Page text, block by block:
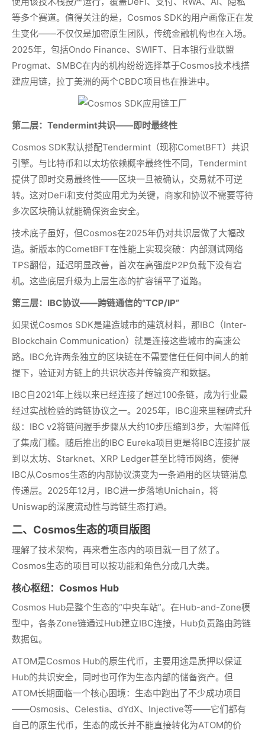
等多个赛道。值得关注的是，Cosmos SDK的用户画像正在发
生变化——不仅仅是加密原生团队，传统金融机构也在入场。
2025年，包括Ondo Finance、SWIFT、日本银行业联盟
Progmat、SMBC在内的机构纷纷选择基于Cosmos技术栈搭
建应用链，拉丁美洲的两个CBDC项目也在推进中。
第二层：Tendermint共识——即时最终性
Cosmos SDK默认搭配Tendermint（现称CometBFT）共识
引擎。与比特币和以太坊依赖概率最终性不同，Tendermint
提供了即时交易最终性——区块一旦被确认，交易就不可逆
转。这对DeFi和支付类应用尤为关键，商家和协议不需要等待
多次区块确认就能确保资金安全。
技术底子虽好，但Cosmos在2025年仍对共识层做了大幅改
造。新版本的CometBFT在性能上实现突破：内部测试网络
TPS翻倍，延迟明显改善，首次在高强度P2P负载下没有宕
机。这些底层升级为上层生态的扩容铺平了道路。
第三层：IBC协议——跨链通信的“TCP/IP”
如果说Cosmos SDK是建造城市的建筑材料，那IBC（Inter-
Blockchain Communication）就是连接这些城市的高速公
路。IBC允许两条独立的区块链在不需要信任任何中间人的前
提下，验证对方链上的共识状态并传输资产和数据。
IBC自2021年上线以来已经连接了超过100条链，成为行业最
经过实战检验的跨链协议之一。2025年，IBC迎来里程碑式升
级：IBC v2将链间握手步骤从大约10步压缩到3步，大幅降低
了集成门槛。随后推出的IBC Eureka项目更是将IBC连接扩展
到以太坊、Starknet、XRP Ledger甚至比特币网络，使得
IBC从Cosmos生态的内部协议演变为一条通用的区块链消息
传递层。2025年12月，IBC进一步落地Unichain，将
Uniswap的深度流动性与跨链生态打通。
二、Cosmos生态的项目版图
理解了技术架构，再来看生态内的项目就一目了然了。
Cosmos生态的项目可以按功能和角色分成几大类。
核心枢纽：Cosmos Hub
Cosmos Hub是整个生态的“中央车站”。在Hub-and-Zone模
型中，各条Zone链通过Hub建立IBC连接，Hub负责路由跨链
数据包。
ATOM是Cosmos Hub的原生代币，主要用途是质押以保证
Hub的共识安全，同时也可作为生态内部的储备资产。但
ATOM长期面临一个核心困境：生态中跑出了不少成功项目
——Osmosis、Celestia、dYdX、Injective等——它们都有
自己的原生代币，生态的成长并不能直接转化为ATOM的价